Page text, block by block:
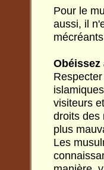
Pour le
aussi, il
Obéissez
visiteurs
droits des
plus
Les